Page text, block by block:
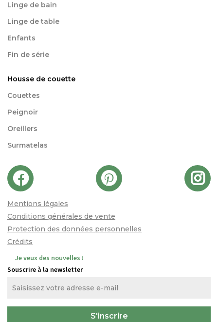
Linge de bain
Linge de table
Enfants
Fin de série
Housse de couette
Couettes
Peignoir
Oreillers
Surmatelas
Mentions légales
Conditions générales de vente
Protection des données personnelles
Crédits
Je veux des nouvelles !
Souscrire à la newsletter